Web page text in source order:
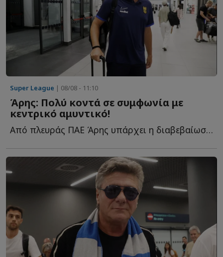
Super League | 08/08 - 11:10
Άρης: Πολύ κοντά σε συμφωνία με
κεντρικό αμυντικό!
Από πλευράς ΠΑΕ Άρης υπάρχει η διαβεβαίωση ότι πολύ σ...